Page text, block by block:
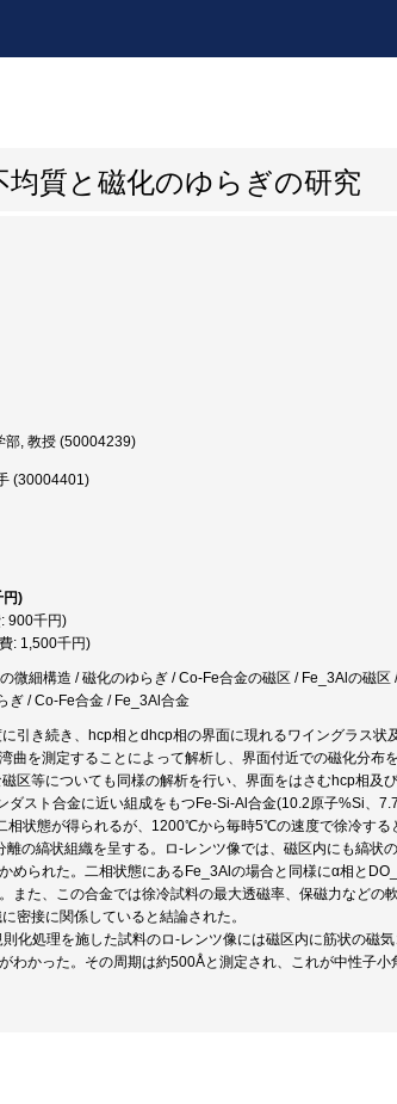
質と磁化のゆらぎの研究
部, 教授 (50004239)
(30004401)
円)
900千円)
: 1,500千円)
微細構造 / 磁化のゆらぎ / Co-Fe合金の磁区 / Fe_3Alの磁
ぎ / Co-Fe合金 / Fe_3Al合金
引き続き、hcp相とdhcp相の界面に現れるワイングラス
曲を測定することによって解析し、界面付近での磁化分布
区等についても同様の解析を行い、界面をはさむhcp相及
ダスト合金に近い組成をもつFe-Si-Al合金(10.2原子%Si、
相状態が得られるが、1200℃から毎時5℃の速度で徐冷す
の縞状組織を呈する。ロ-レンツ像では、磁区内にも縞状
められた。二相状態にあるFe_3Alの場合と同様にα相と
また、この合金では徐冷試料の最大透磁率、保磁力などの
密接に関係していると結論された。
化処理を施した試料のロ-レンツ像には磁区内に筋状の磁
わかった。その周期は約500Åと測定され、これが中性子